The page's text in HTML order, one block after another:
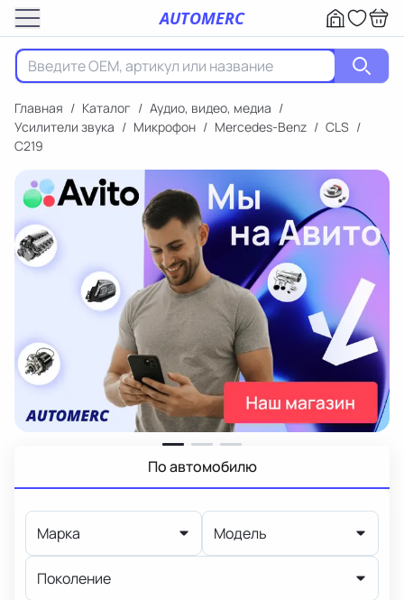
AUTOMERC
Главная / Каталог / Аудио, видео, медиа /
Усилители звука / Микрофон / Mercedes-Benz / CLS /
C219
По автомобилю
Марка Модель
Поколение